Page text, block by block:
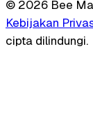
© 2026 Bee
Kebijakan
cipta dilindungi.